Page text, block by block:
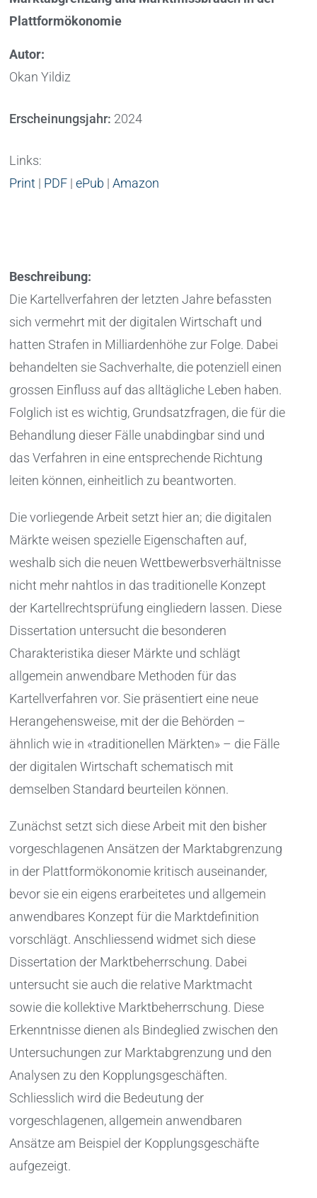
Plattformökonomie
Autor:
Okan Yildiz
Erscheinungsjahr: 2024
Links:
Print | PDF |ePub |Amazon
Beschreibung:
Die Kartellverfahren der letzten Jahre befassten
sich vermehrt mit der digitalen Wirtschaft und
hatten Strafen in Milliardenhöhe zur Folge. Dabei
behandelten sie Sachverhalte, die potenziell einen
grossen Einfluss auf das alltägliche Leben haben.
Folglich ist es wichtig, Grundsatzfragen, die für die
Behandlung dieser Fälle unabdingbar sind und
das Verfahren in eine entsprechende Richtung
leiten können, einheitlich zu beantworten.
Die vorliegende Arbeit setzt hier an; die digitalen
Märkte weisen spezielle Eigenschaften auf,
weshalb sich die neuen Wettbewerbsverhältnisse
nicht mehr nahtlos in das traditionelle Konzept
der Kartellrechtsprüfung eingliedern lassen. Diese
Dissertation untersucht die besonderen
Charakteristika dieser Märkte und schlägt
allgemein anwendbare Methoden für das
Kartellverfahren vor. Sie präsentiert eine neue
Herangehensweise, mit der die Behörden –
ähnlich wie in «traditionellen Märkten» – die Fälle
der digitalen Wirtschaft schematisch mit
demselben Standard beurteilen können.
Zunächst setzt sich diese Arbeit mit den bisher
vorgeschlagenen Ansätzen der Marktabgrenzung
in der Plattformökonomie kritisch auseinander,
bevor sie ein eigens erarbeitetes und allgemein
anwendbares Konzept für die Marktdefinition
vorschlägt. Anschliessend widmet sich diese
Dissertation der Marktbeherrschung. Dabei
untersucht sie auch die relative Marktmacht
sowie die kollektive Marktbeherrschung. Diese
Erkenntnisse dienen als Bindeglied zwischen den
Untersuchungen zur Marktabgrenzung und den
Analysen zu den Kopplungsgeschäften.
Schliesslich wird die Bedeutung der
vorgeschlagenen, allgemein anwendbaren
Ansätze am Beispiel der Kopplungsgeschäfte
aufgezeigt.